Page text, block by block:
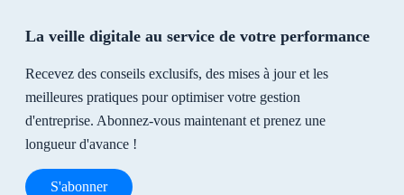
La veille digitale au service de votre performance
Recevez des conseils exclusifs, des mises à jour et les
meilleures pratiques pour optimiser votre gestion
d'entreprise. Abonnez-vous maintenant et prenez une
longueur d'avance !
S'abonner